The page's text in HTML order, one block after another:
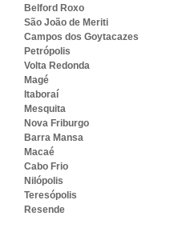
Belford Roxo
São João de Meriti
Campos dos Goytacazes
Petrópolis
Volta Redonda
Magé
Itaboraí
Mesquita
Nova Friburgo
Barra Mansa
Macaé
Cabo Frio
Nilópolis
Teresópolis
Resende